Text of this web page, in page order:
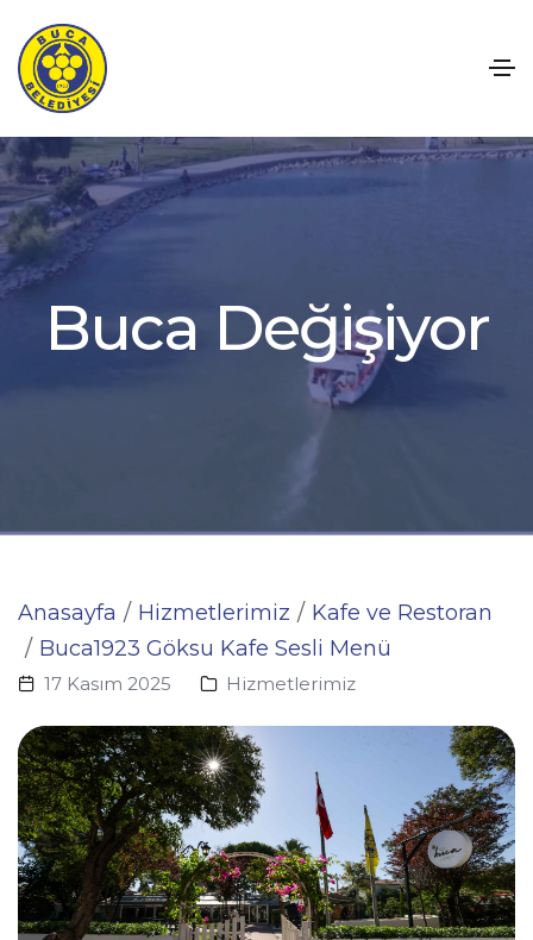
Buca Değişiyor
Anasayfa Hizmetlerimiz
Kafe ve Restoran
Buca1923 Göksu Kafe Sesli Menü
17 Kasım 2025 Hizmetlerimiz